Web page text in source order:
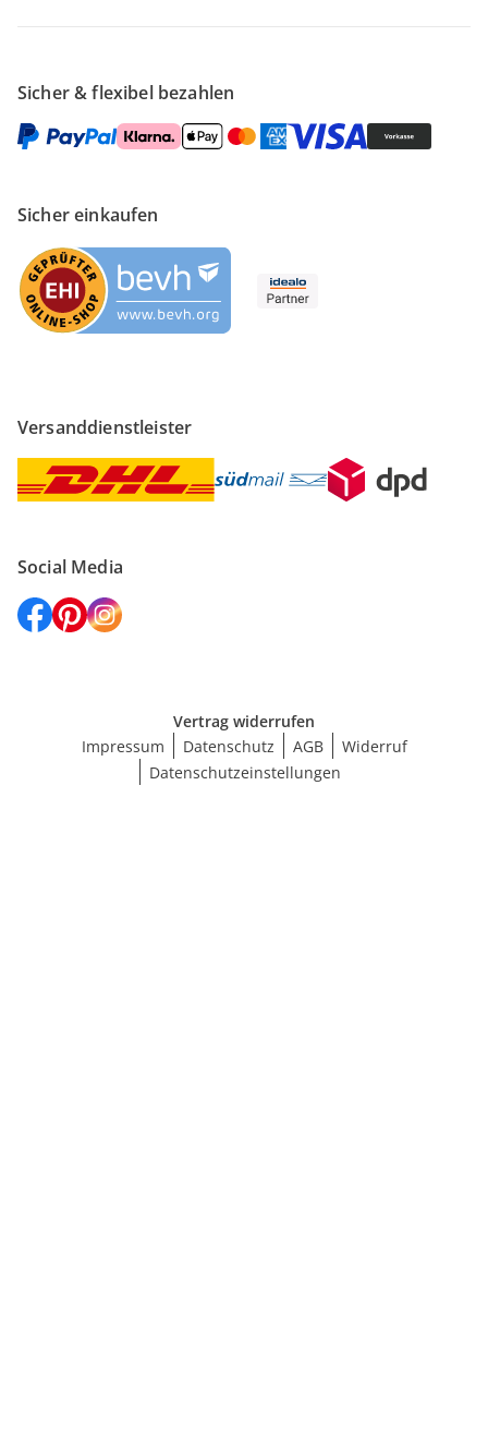
Sicher & flexibel bezahlen
Sicher einkaufen
Versanddienstleister
Social Media
Vertrag widerrufen
Impressum
Datenschutz AGB
Widerruf
Datenschutzeinstellungen